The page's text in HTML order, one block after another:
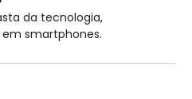
da tecnologia,
smartphones.